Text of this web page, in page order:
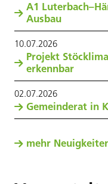
A1
Ausbau
10.07.2026
Projekt
erkennbar
02.07.2026
Gemeinderat in
mehr